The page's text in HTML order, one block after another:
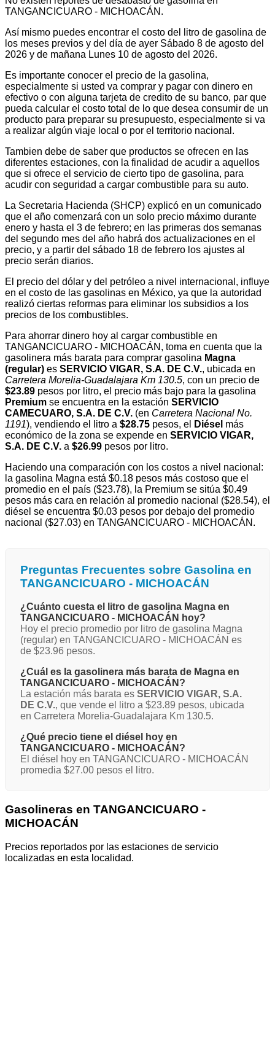
TANGANCICUARO - MICHOACÁN.
Así mismo puedes encontrar el costo del litro de gasolina de
los meses previos y del día de ayer Sábado 8 de agosto del
2026 y de mañana Lunes 10 de agosto del 2026.
Es importante conocer el precio de la gasolina,
especialmente si usted va comprar y pagar con dinero en
efectivo o con alguna tarjeta de credito de su banco, par que
pueda calcular el costo total de lo que desea consumir de un
producto para preparar su presupuesto, especialmente si va
a realizar algún viaje local o por el territorio nacional.
Tambien debe de saber que productos se ofrecen en las
diferentes estaciones, con la finalidad de acudir a aquellos
que si ofrece el servicio de cierto tipo de gasolina, para
acudir con seguridad a cargar combustible para su auto.
La Secretaria Hacienda (SHCP) explicó en un comunicado
que el año comenzará con un solo precio máximo durante
enero y hasta el 3 de febrero; en las primeras dos semanas
del segundo mes del año habrá dos actualizaciones en el
precio, y a partir del sábado 18 de febrero los ajustes al
precio serán diarios.
El precio del dólar y del petróleo a nivel internacional, influye
en el costo de las gasolinas en México, ya que la autoridad
realizó ciertas reformas para eliminar los subsidios a los
precios de los combustibles.
Para ahorrar dinero hoy al cargar combustible en
TANGANCICUARO - MICHOACÁN, toma en cuenta que la
gasolinera más barata para comprar gasolina Magna
(regular) es SERVICIO VIGAR, S.A. DE C.V., ubicada en
Carretera Morelia-Guadalajara Km 130.5, con un precio de
$23.89 pesos por litro, el precio más bajo para la gasolina
Premium se encuentra en la estación SERVICIO
CAMECUARO, S.A. DE C.V. (en Carretera Nacional No.
1191), vendiendo el litro a $28.75 pesos, el Diésel más
económico de la zona se expende en SERVICIO VIGAR,
S.A. DE C.V. a $26.99 pesos por litro.
Haciendo una comparación con los costos a nivel nacional:
la gasolina Magna está $0.18 pesos más costoso que el
promedio en el país ($23.78), la Premium se sitúa $0.49
pesos más cara en relación al promedio nacional ($28.54), el
diésel se encuentra $0.03 pesos por debajo del promedio
nacional ($27.03) en TANGANCICUARO - MICHOACÁN.
Preguntas Frecuentes sobre Gasolina en
TANGANCICUARO - MICHOACÁN
¿Cuánto cuesta el litro de gasolina Magna en
TANGANCICUARO - MICHOACÁN hoy?
Hoy el precio promedio por litro de gasolina Magna
(regular) en TANGANCICUARO - MICHOACÁN es
de $23.96 pesos.
¿Cuál es la gasolinera más barata de Magna en
TANGANCICUARO - MICHOACÁN?
La estación más barata es SERVICIO VIGAR, S.A.
DE C.V., que vende el litro a $23.89 pesos, ubicada
en Carretera Morelia-Guadalajara Km 130.5.
¿Qué precio tiene el diésel hoy en
TANGANCICUARO - MICHOACÁN?
El diésel hoy en TANGANCICUARO - MICHOACÁN
promedia $27.00 pesos el litro.
Gasolineras en TANGANCICUARO -
MICHOACÁN
Precios reportados por las estaciones de servicio
localizadas en esta localidad.